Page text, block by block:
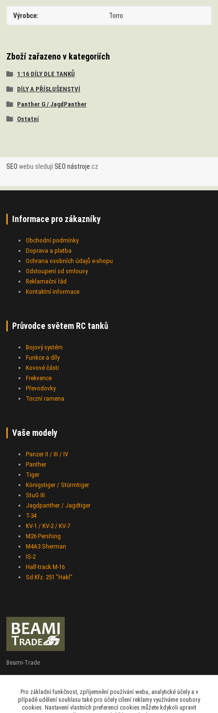
Výrobce Torro
Zboží zařazeno v kategoriích
1:16 DÍLY DLE TANKŮ
DÍLY A PŘÍSLUŠENSTVÍ
Panther G / JagdPanther
Ostatní
SEO webu sledujíSEO nástroje .cz
Informace pro zákazníky
Obchodní podmínky
Doprava a platba
Ochrana osobních údajů e-shopu
Odstoupení od smlouvy
Reklamační řád
Kontaktní informace
Průvodce světem RC tanků
Bojový systém
Funkce a díly
Kovové části
Frekvence
Převodovky
Torzní ramena
Vaše modely
Panzer II / III / IV
Panther
Tiger
Königstiger / Stürmtiger
StuG III
Jagdpanther / Jagdtiger
T-34
KV-1 / KV-2 / KV-7
M26 Pershing
M4A3 Sherman
IS-2
Half-track M-16
Sd.Kfz. 251 "Hakl"
Beami-Trade
+420 775 427 778
Po - Pá 9:00 - 16:00
Pro základní funkčnost, zpříjemnění používání webu, analytické účely a v
případě udělení souhlasu také pro účely cílení reklamy využíváme soubory
cookies. Nastavení vlastních preferencí cookies můžete kdykoli upravit